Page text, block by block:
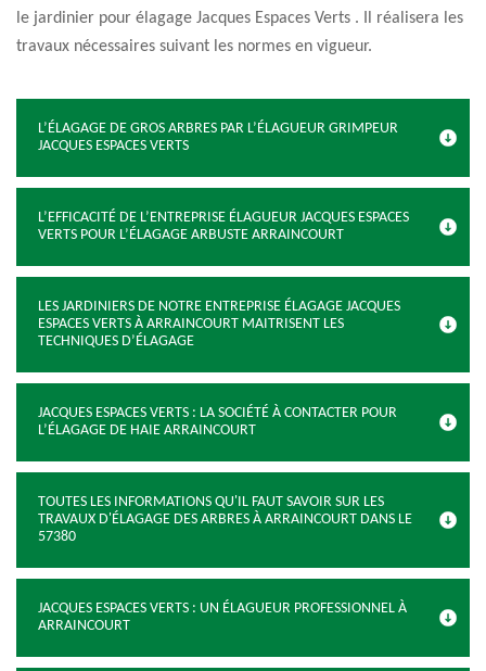
le jardinier pour élagage Jacques Espaces Verts . Il réalisera les
travaux nécessaires suivant les normes en vigueur.
L’ÉLAGAGE DE GROS ARBRES PAR L’ÉLAGUEUR GRIMPEUR
JACQUES ESPACES VERTS
L’EFFICACITÉ DE L’ENTREPRISE ÉLAGUEUR JACQUES ESPACES
VERTS POUR L’ÉLAGAGE ARBUSTE ARRAINCOURT
LES JARDINIERS DE NOTRE ENTREPRISE ÉLAGAGE JACQUES
ESPACES VERTS À ARRAINCOURT MAITRISENT LES
TECHNIQUES D’ÉLAGAGE
JACQUES ESPACES VERTS : LA SOCIÉTÉ À CONTACTER POUR
L’ÉLAGAGE DE HAIE ARRAINCOURT
TOUTES LES INFORMATIONS QU'IL FAUT SAVOIR SUR LES
TRAVAUX D'ÉLAGAGE DES ARBRES À ARRAINCOURT DANS LE
57380
JACQUES ESPACES VERTS : UN ÉLAGUEUR PROFESSIONNEL À
ARRAINCOURT